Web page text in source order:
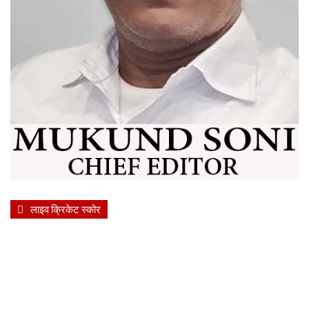
लाइव क्रिकेट स्कोर